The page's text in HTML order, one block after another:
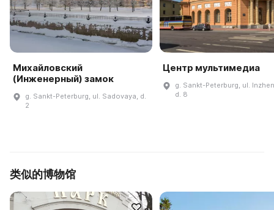
Михайловский
(Инженерный) замок
g. Sankt-Peterburg, ul. Sadovaya, d.
2
Центр мультимедиа
g. Sankt-Peterburg, ul.
d. 8
类似的博物馆